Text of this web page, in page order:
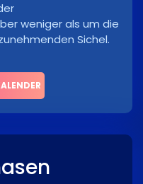
weniger als um die
Sichel.